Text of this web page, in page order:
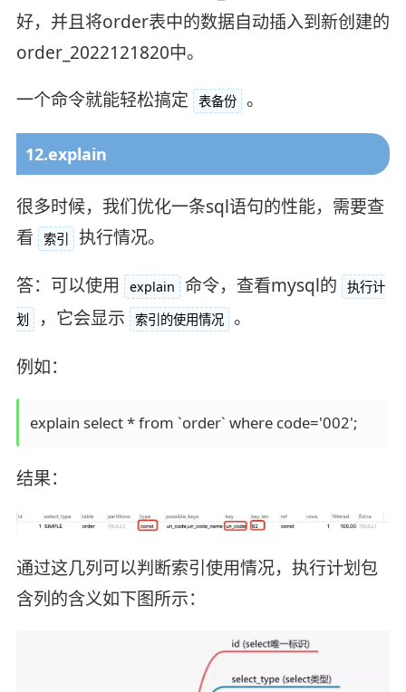
好，并且将order表中的数据自动插入到新创建的
order_2022121820中。
一个命令就能轻松搞定
表备份 。
12.explain
很多时候，我们优化一条sql语句的性能，需要查
看
索引 执行情况。
答：可以使用 explain 命令，查看mysql的
执行计
划
，它会显示 索引的使用情况 。
例如：
explain select * from `order` where code='002';
结果：
通过这几列可以判断索引使用情况，执行计划包
含列的含义如下图所示：